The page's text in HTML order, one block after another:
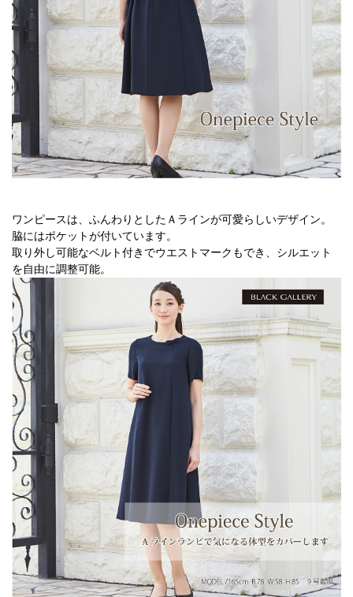
ワンピースは、ふんわりとしたＡラインが可愛らしいデザイン。
脇にはポケットが付いています。
取り外し可能なベルト付きでウエストマークもでき、シルエット
を自由に調整可能。